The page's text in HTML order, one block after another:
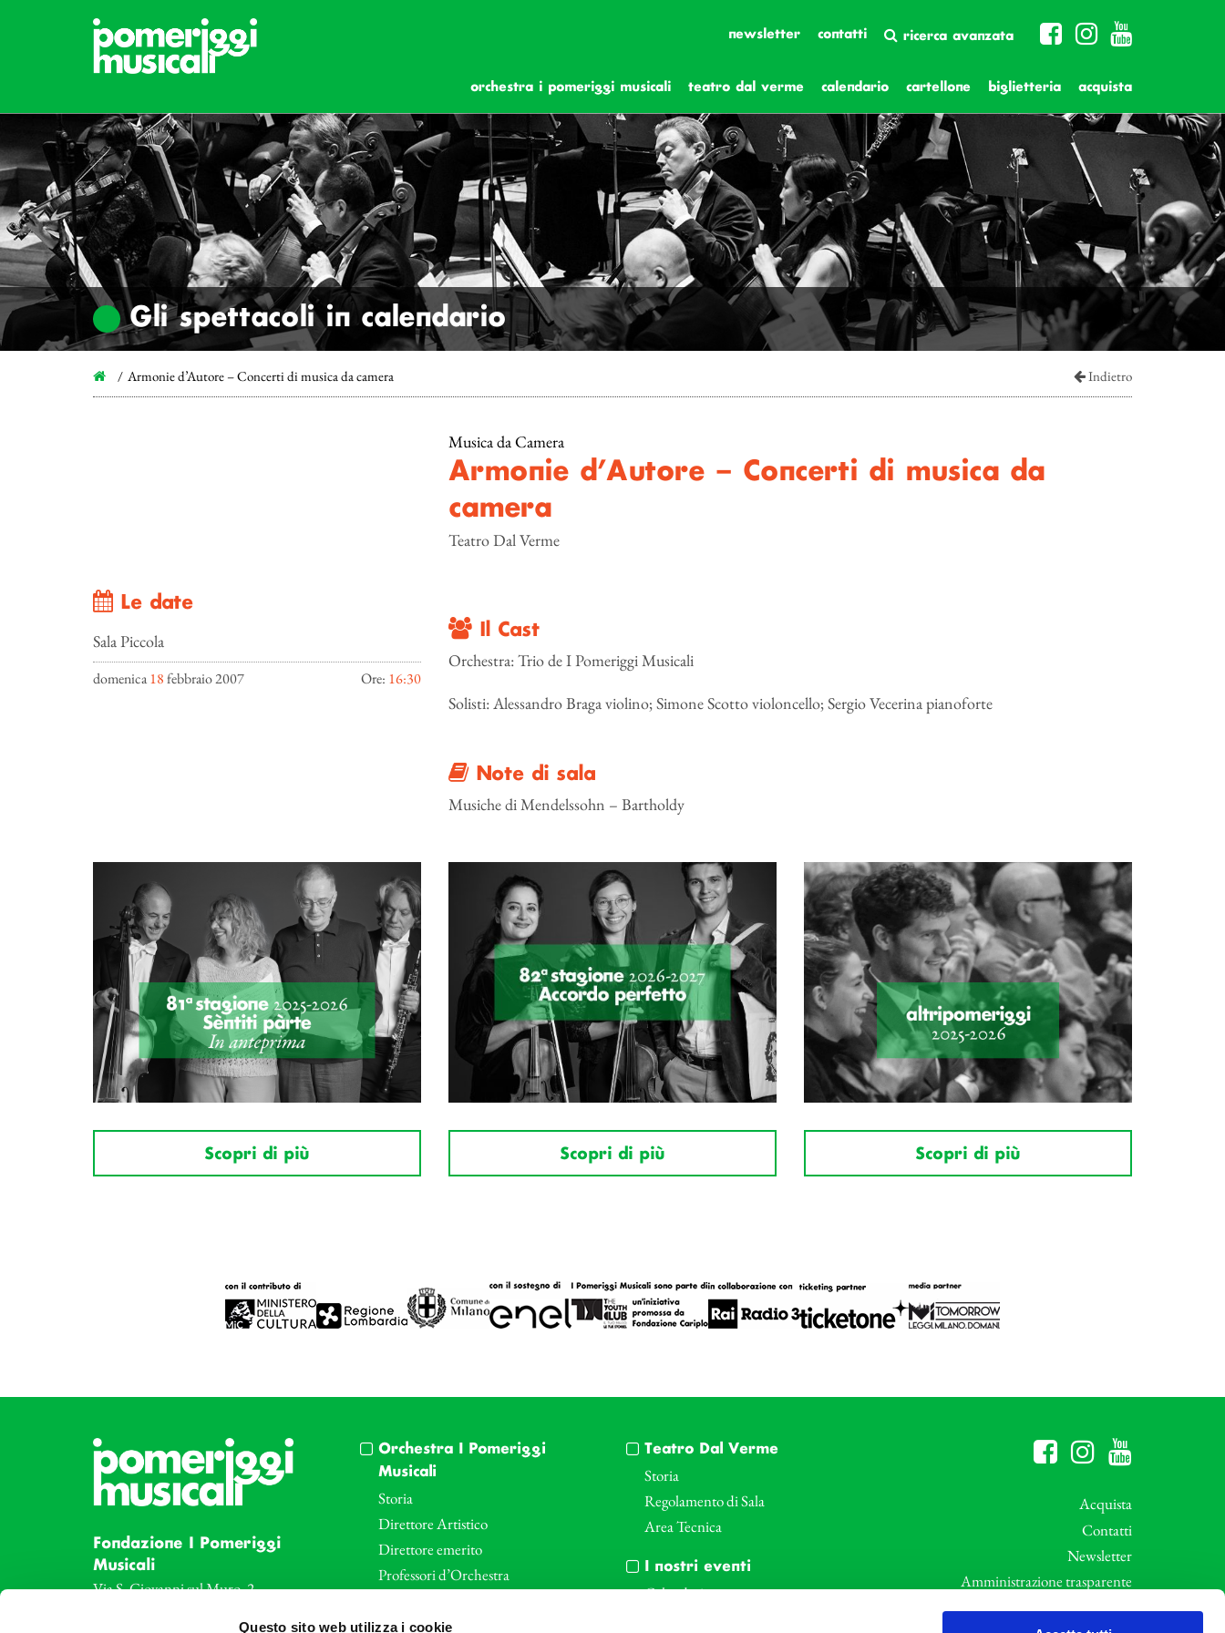
Questo sito web utilizza i cookie
newsletter contatti ricerca avanzata
orchestra i pomeriggi musicali teatro dal verme calendario cartellone biglietteria acquista
Gli spettacoli in calendario
Armonie d’Autore – Concerti di musica da camera Indietro
Le date
Sala Piccola
domenica18febbraio 2007 Ore: 16:30
Musica da Camera
Armonie d’Autore – Concerti di musica da
camera
Teatro Dal Verme
Il Cast
Orchestra: Trio de I Pomeriggi Musicali
Solisti: Alessandro Braga violino; Simone Scotto violoncello; Sergio Vecerina pianoforte
Note di sala
Musiche di Mendelssohn – Bartholdy
Scopri di più Scopri di più Scopri di più
Fondazione I Pomeriggi
Musicali
Via S. Giovanni sul Muro, 2
Orchestra I Pomeriggi
Musicali
Storia
Direttore Artistico
Direttore emerito
Professori d’Orchestra
Teatro Dal Verme
Storia
Regolamento di Sala
Area Tecnica
I nostri eventi
Calendario
Acquista
Contatti
Newsletter
Amministrazione trasparente
Whistleblowing